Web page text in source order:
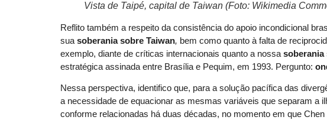
Vista de Taipé, capital de Taiwan (Foto: Wikimedia
Reflito também a respeito da consistência do apoio incondicional
sua soberania sobre Taiwan, bem como quanto à falta de
exemplo, diante de críticas internacionais quanto a nossa soberania
estratégica assinada entre Brasília e Pequim, em 1993. Pergunto:
Nessa perspectiva, identifico que, para a solução pacífica das
a necessidade de equacionar as mesmas variáveis que separam a
conforme relacionadas há duas décadas, no momento em que